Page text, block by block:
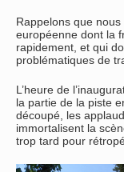
Rappelons que
européenne dont la
rapidement, et qui
problématiques de
L’heure de
la partie de la piste
découpé, les
immortalisent la
trop tard pour